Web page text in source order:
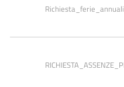
Richiesta_ferie_annuali